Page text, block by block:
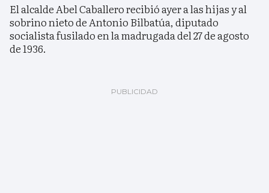
El alcalde Abel Caballero recibió ayer a las hijas y al
sobrino nieto de Antonio Bilbatúa, diputado
socialista fusilado en la madrugada del 27 de agosto
de 1936.